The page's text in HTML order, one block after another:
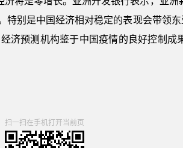
别是中国经济相对稳定的表现会带领
济预测机构鉴于中国疫情的良好控制
扫一扫在手机打开当前页